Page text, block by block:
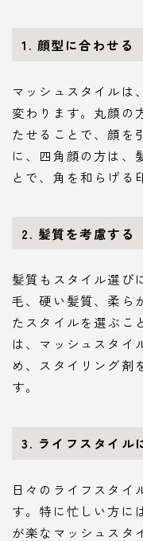
1. 顔型に合わせる
マッシュスタイルは
変わります。丸顔の
たせることで、顔を
に、四角顔の方は、
とで、角を和らげる
2. 髪質を考慮する
髪質もスタイル選び
毛、硬い髪質、柔ら
たスタイルを選ぶこ
は、マッシュスタイ
め、スタイリング剤
す。
3. ライフスタイル
日々のライフスタイ
す。特に忙しい方に
が楽なマッシュスタ